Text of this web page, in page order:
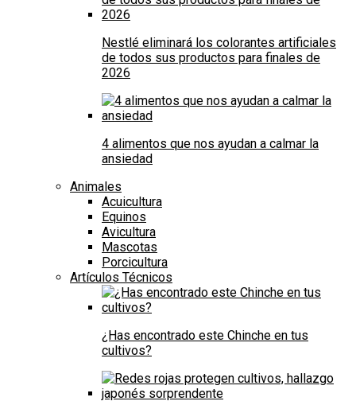
Nestlé eliminará los colorantes artificiales
de todos sus productos para finales de
2026
4 alimentos que nos ayudan a calmar la
ansiedad
Animales
Acuicultura
Equinos
Avicultura
Mascotas
Porcicultura
Artículos Técnicos
¿Has encontrado este Chinche en tus
cultivos?